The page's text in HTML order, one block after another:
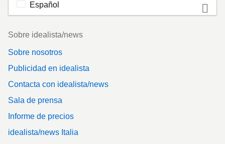
Español
Footer
Sobre idealista/news
Sobre nosotros
Publicidad en idealista
Contacta con idealista/news
Sala de prensa
Informe de precios
idealista/news Italia